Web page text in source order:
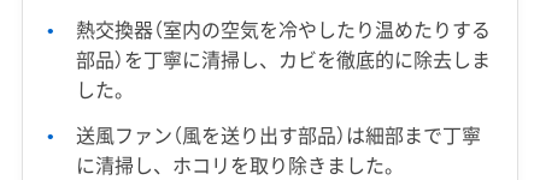
熱交換器（室内の空気を冷やしたり温めたりする
部品）を丁寧に清掃し、カビを徹底的に除去しま
した。
送風ファン（風を送り出す部品）は細部まで丁寧
に清掃し、ホコリを取り除きました。